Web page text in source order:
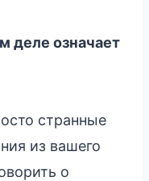
деле означает
странные
из вашего
о